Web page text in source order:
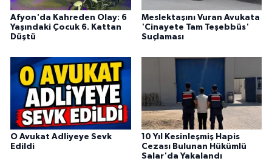
Afyon'da Kahreden Olay: 6
Yaşındaki Çocuk 6. Kattan
Düştü
Meslektaşını Vuran Avukata
'Cinayete Tam Teşebbüs'
Suçlaması
O Avukat Adliyeye Sevk
Edildi
10 Yıl Kesinleşmiş Hapis
Cezası Bulunan Hükümlü
Salar'da Yakalandı